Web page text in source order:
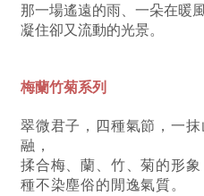
那一場遙遠的雨、一朵在暖
凝住卻又流動的光景。
梅蘭竹菊系列
翠微君子，四種氣節，一
融，
揉合梅、蘭、竹、菊的形
種不染塵俗的閒逸氣質。